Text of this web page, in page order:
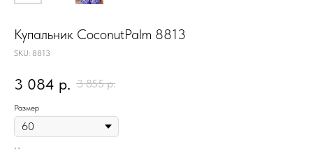
Купальник CoconutPalm 8813
SKU: 8813
3 084 р. 3 855 р.
Размер